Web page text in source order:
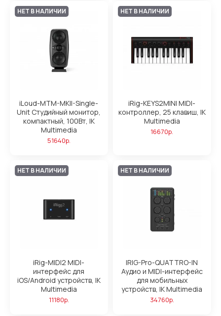
НЕТ В НАЛИЧИИ
iLoud-MTM-MKII-Single-
Unit Студийный монитор,
компактный, 100Вт, IK
Multimedia
51640р.
НЕТ В НАЛИЧИИ
iRig-KEYS2MINI MIDI-
контроллер, 25 клавиш, IK
Multimedia
16670р.
НЕТ В НАЛИЧИИ
iRig-MIDI2 MIDI-
интерфейс для
iOS/Android устройств, IK
Multimedia
11180р.
НЕТ В НАЛИЧИИ
IRIG-Pro-QUATTRO-IN
Аудио и MIDI-интерфейс
для мобильных
устройств, IK Multimedia
34760р.